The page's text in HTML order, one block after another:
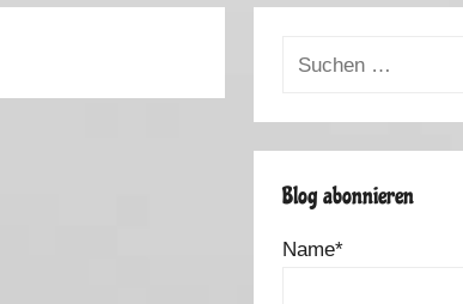
Suchen
Blog abonnieren
Name*